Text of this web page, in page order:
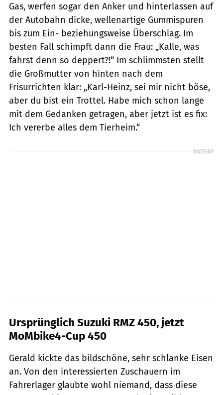
Gas, werfen sogar den Anker und hinterlassen auf
der Autobahn dicke, wellen­artige Gummispuren
bis zum Ein- beziehungsweise Überschlag. Im
besten Fall schimpft dann die Frau: „Kalle, was
fahrst denn so deppert?!“ Im schlimmsten stellt
die Großmutter von hinten nach dem
Frisurrichten klar: „Karl-Heinz, sei mir nicht böse,
aber du bist ein Trottel. Habe mich schon lange
mit dem Gedanken getragen, aber jetzt ist es fix:
Ich vererbe alles dem Tierheim.“
ANZEIGE
Ursprünglich Suzuki RMZ 450, jetzt
MoMbike4-Cup 450
Gerald kickte das bildschöne, sehr schlanke Eisen
an. Von den interessierten Zuschauern im
Fahrerlager glaubte wohl niemand, dass diese